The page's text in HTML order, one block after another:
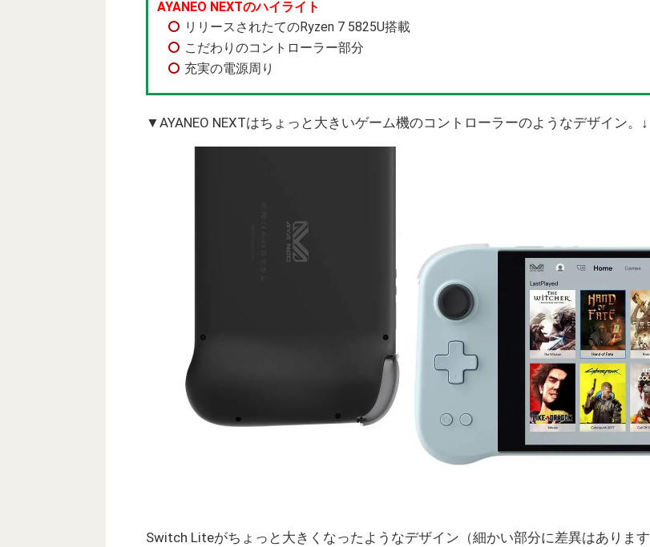
AYANEO NEXTのハイライト
リリースされたてのRyzen 7 5825U搭載
こだわりのコントローラー部分
充実の電源周り
▼AYANEO NEXTはちょっと大きいゲーム機のコントローラーのようなデザイン。↓
Switch Liteがちょっと大きくなったようなデザイン（細かい部分に差異はあります